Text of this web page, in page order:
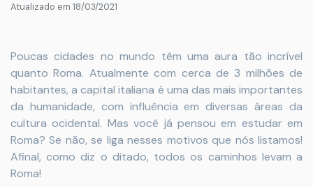
Atualizado em 18/03/2021
Poucas cidades no mundo têm uma aura tão incrível
quanto Roma. Atualmente com cerca de 3 milhões de
habitantes, a capital italiana é uma das mais importantes
da humanidade, com influência em diversas áreas da
cultura ocidental. Mas você já pensou em estudar em
Roma? Se não, se liga nesses motivos que nós listamos!
Afinal, como diz o ditado, todos os caminhos levam a
Roma!